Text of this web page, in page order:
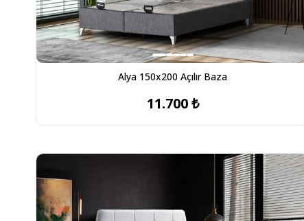
Alya 150x200 Açılır Baza
11.700 ₺